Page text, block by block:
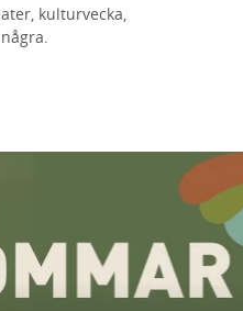
kulturvecka,